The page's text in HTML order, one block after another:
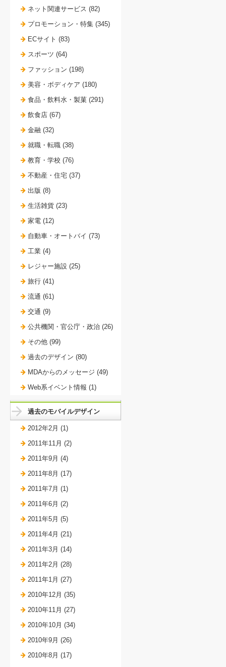
ネット関連サービス (82)
プロモーション・特集 (345)
ECサイト (83)
スポーツ (64)
ファッション (198)
美容・ボディケア (180)
食品・飲料水・製菓 (291)
飲食店 (67)
金融 (32)
就職・転職 (38)
教育・学校 (76)
不動産・住宅 (37)
出版 (8)
生活雑貨 (23)
家電 (12)
自動車・オートバイ (73)
工業 (4)
レジャー施設 (25)
旅行 (41)
流通 (61)
交通 (9)
公共機関・官公庁・政治 (26)
その他 (99)
過去のデザイン (80)
MDAからのメッセージ (49)
Web系イベント情報 (1)
過去のモバイルデザイン
2012年2月 (1)
2011年11月 (2)
2011年9月 (4)
2011年8月 (17)
2011年7月 (1)
2011年6月 (2)
2011年5月 (5)
2011年4月 (21)
2011年3月 (14)
2011年2月 (28)
2011年1月 (27)
2010年12月 (35)
2010年11月 (27)
2010年10月 (34)
2010年9月 (26)
2010年8月 (17)